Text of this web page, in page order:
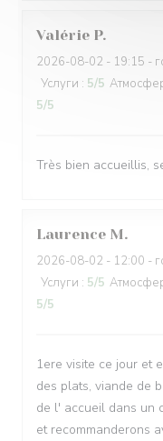
Valérie P
2026-08-02 - 19:15 -
Услуги : 5/5
5/5
Très bien accueillis,
Laurence M
2026-08-02 - 12:00 -
Услуги : 5/5
5/5
1ere visite ce jour et
des plats, viande de
de l' accueil dans un
et recommanderons